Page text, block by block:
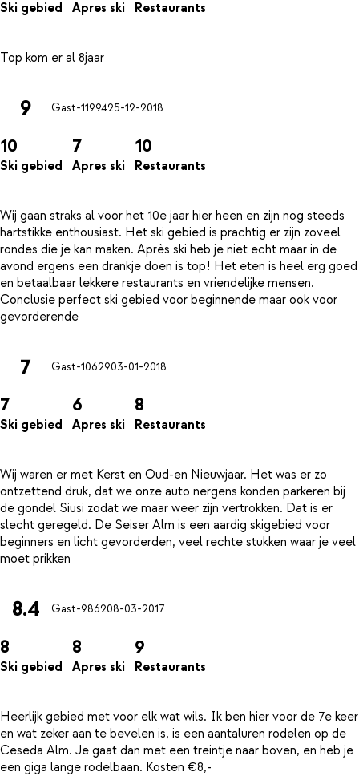
Ski gebied Apres ski Restaurants
9 Gast-1199425-12-2018
10
Ski gebied
7
Apres ski
10
Restaurants
Wij gaan straks al voor het 10e jaar hier heen en zijn nog steeds
hartstikke enthousiast. Het ski gebied is prachtig er zijn zoveel
rondes die je kan maken. Après ski heb je niet echt maar in de
avond ergens een drankje doen is top! Het eten is heel erg goed
en betaalbaar lekkere restaurants en vriendelijke mensen.
Conclusie perfect ski gebied voor beginnende maar ook voor
7 Gast-1062903-01-2018
7
Ski gebied
6
Apres ski
8
Restaurants
Wij waren er met Kerst en Oud-en Nieuwjaar. Het was er zo
ontzettend druk, dat we onze auto nergens konden parkeren bij
de gondel Siusi zodat we maar weer zijn vertrokken. Dat is er
slecht geregeld. De Seiser Alm is een aardig skigebied voor
beginners en licht gevorderden, veel rechte stukken waar je veel
8.4 Gast-986208-03-2017
8
Ski gebied
8
Apres ski
9
Restaurants
Heerlijk gebied met voor elk wat wils. Ik ben hier voor de 7e keer
en wat zeker aan te bevelen is, is een aantaluren rodelen op de
Ceseda Alm. Je gaat dan met een treintje naar boven, en heb je